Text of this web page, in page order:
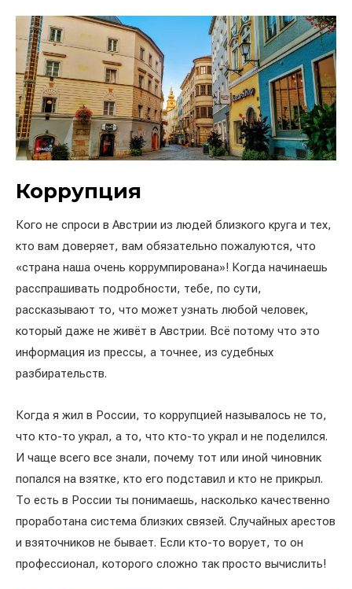
Коррупция
Кого не спроси в Австрии из людей близкого круга и тех,
кто вам доверяет, вам обязательно пожалуются, что
«страна наша очень коррумпирована»! Когда начинаешь
расспрашивать подробности, тебе, по сути,
рассказывают то, что может узнать любой человек,
который даже не живёт в Австрии. Всё потому что это
информация из прессы, а точнее, из судебных
разбирательств.
Когда я жил в России, то коррупцией называлось не то,
что кто-то украл, а то, что кто-то украл и не поделился.
И чаще всего все знали, почему тот или иной чиновник
попался на взятке, кто его подставил и кто не прикрыл.
То есть в России ты понимаешь, насколько качественно
проработана система близких связей. Случайных арестов
и взяточников не бывает. Если кто-то ворует, то он
профессионал, которого сложно так просто вычислить!